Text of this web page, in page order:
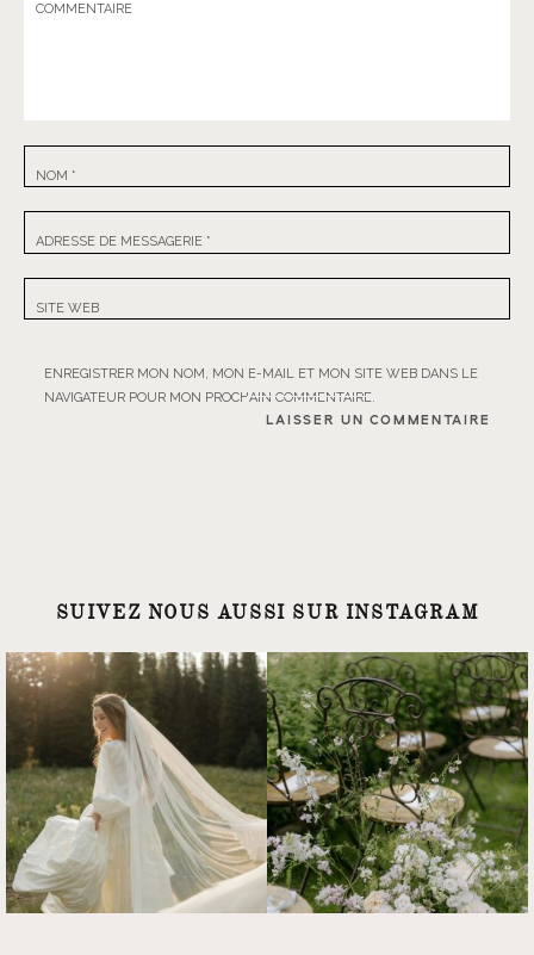
COMMENTAIRE
NOM *
ADRESSE DE MESSAGERIE *
SITE WEB
ENREGISTRER MON NOM, MON E-MAIL ET MON SITE WEB DANS LE
NAVIGATEUR POUR MON PROCHAIN COMMENTAIRE.
SUIVEZ NOUS AUSSI SUR INSTAGRAM